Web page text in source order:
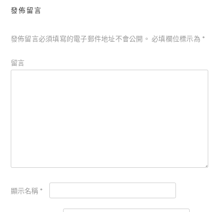
發佈留言
發佈留言必須填寫的電子郵件地址不會公開。 必填欄位標示為 *
留言
顯示名稱 *